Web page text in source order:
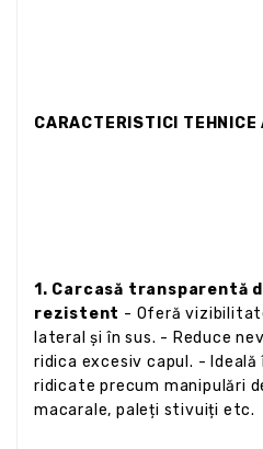
CARACTERISTICI TEHNICE
1. Carcasă transparentă
rezistent - Oferă
lateral și în sus. - Reduce
ridica excesiv capul. - Ideală
ridicate precum manipulări
macarale, paleți stivuiți etc.